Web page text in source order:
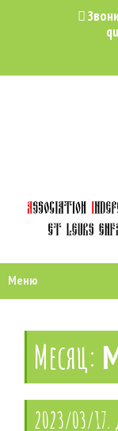
Меню
Месяц:
2023/03/17.